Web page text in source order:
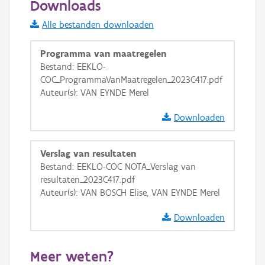
Informatie Vlaanderen
i
+ −
Basis Lagen
OSM-Basiskaart
GRB-Basiskaart
GRB-Basiskaart in grijswaarden
Downloads
Alle bestanden downloaden
Programma van maatregelen
Bestand: EEKLO-
COC_ProgrammaVanMaatregelen_2023C417.pdf
Auteur(s): VAN EYNDE Merel
Downloaden
Verslag van resultaten
Bestand: EEKLO-COC NOTA_Verslag van
resultaten_2023C417.pdf
Auteur(s): VAN BOSCH Elise, VAN EYNDE Merel
Downloaden
Meer weten?